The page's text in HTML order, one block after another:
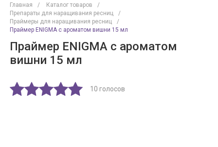
Главная / Каталог товаров
/
Препараты для наращивания ресниц
/
Праймеры для наращивания ресниц
/
Праймер ENIGMA с ароматом вишни 15 мл
Праймер ENIGMA с ароматом
вишни 15 мл
10 голосов